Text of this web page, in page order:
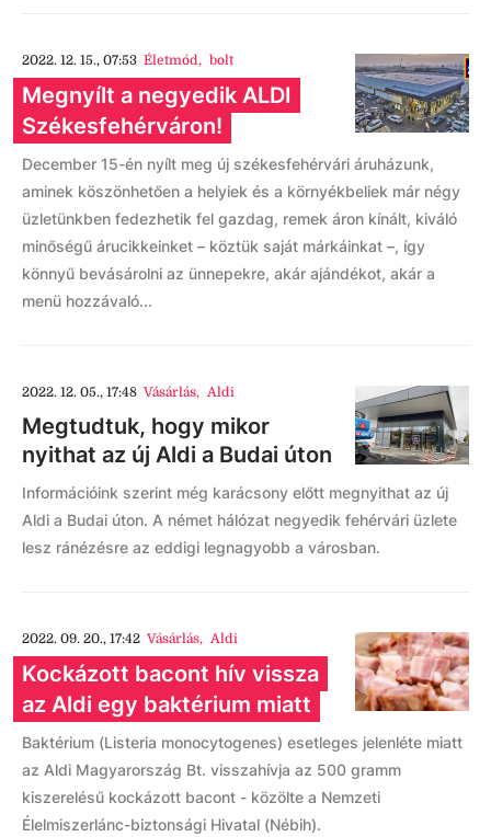
2022. 12. 15., 07:53 Életmód, bolt
Megnyílt a negyedik ALDI
Székesfehérváron!
December 15-én nyílt meg új székesfehérvári áruházunk,
aminek köszönhetően a helyiek és a környékbeliek már négy
üzletünkben fedezhetik fel gazdag, remek áron kínált, kiváló
minőségű árucikkeinket – köztük saját márkáinkat –, így
könnyű bevásárolni az ünnepekre, akár ajándékot, akár a
menü hozzávaló...
2022. 12. 05., 17:48 Vásárlás, Aldi
Megtudtuk, hogy mikor
nyithat az új Aldi a Budai úton
Információink szerint még karácsony előtt megnyithat az új
Aldi a Budai úton. A német hálózat negyedik fehérvári üzlete
lesz ránézésre az eddigi legnagyobb a városban.
2022. 09. 20., 17:42 Vásárlás, Aldi
Kockázott bacont hív vissza
az Aldi egy baktérium miatt
Baktérium (Listeria monocytogenes) esetleges jelenléte miatt
az Aldi Magyarország Bt. visszahívja az 500 gramm
kiszerelésű kockázott bacont - közölte a Nemzeti
Élelmiszerlánc-biztonsági Hivatal (Nébih).